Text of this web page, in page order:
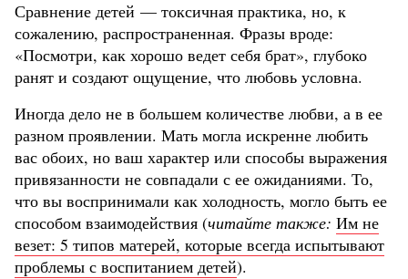
Сравнение детей — токсичная практика, но, к
сожалению, распространенная. Фразы вроде:
«Посмотри, как хорошо ведет себя брат», глубоко
ранят и создают ощущение, что любовь условна.
Иногда дело не в большем количестве любви, а в ее
разном проявлении. Мать могла искренне любить
вас обоих, но ваш характер или способы выражения
привязанности не совпадали с ее ожиданиями. То,
что вы воспринимали как холодность, могло быть ее
способом взаимодействия (читайте также: Им не
везет: 5 типов матерей, которые всегда испытывают
проблемы с воспитанием детей).